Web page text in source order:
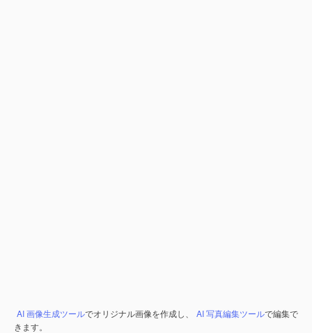
AI 画像生成ツールでオリジナル画像を作成し、 AI 写真編集ツールで編集で
きます。